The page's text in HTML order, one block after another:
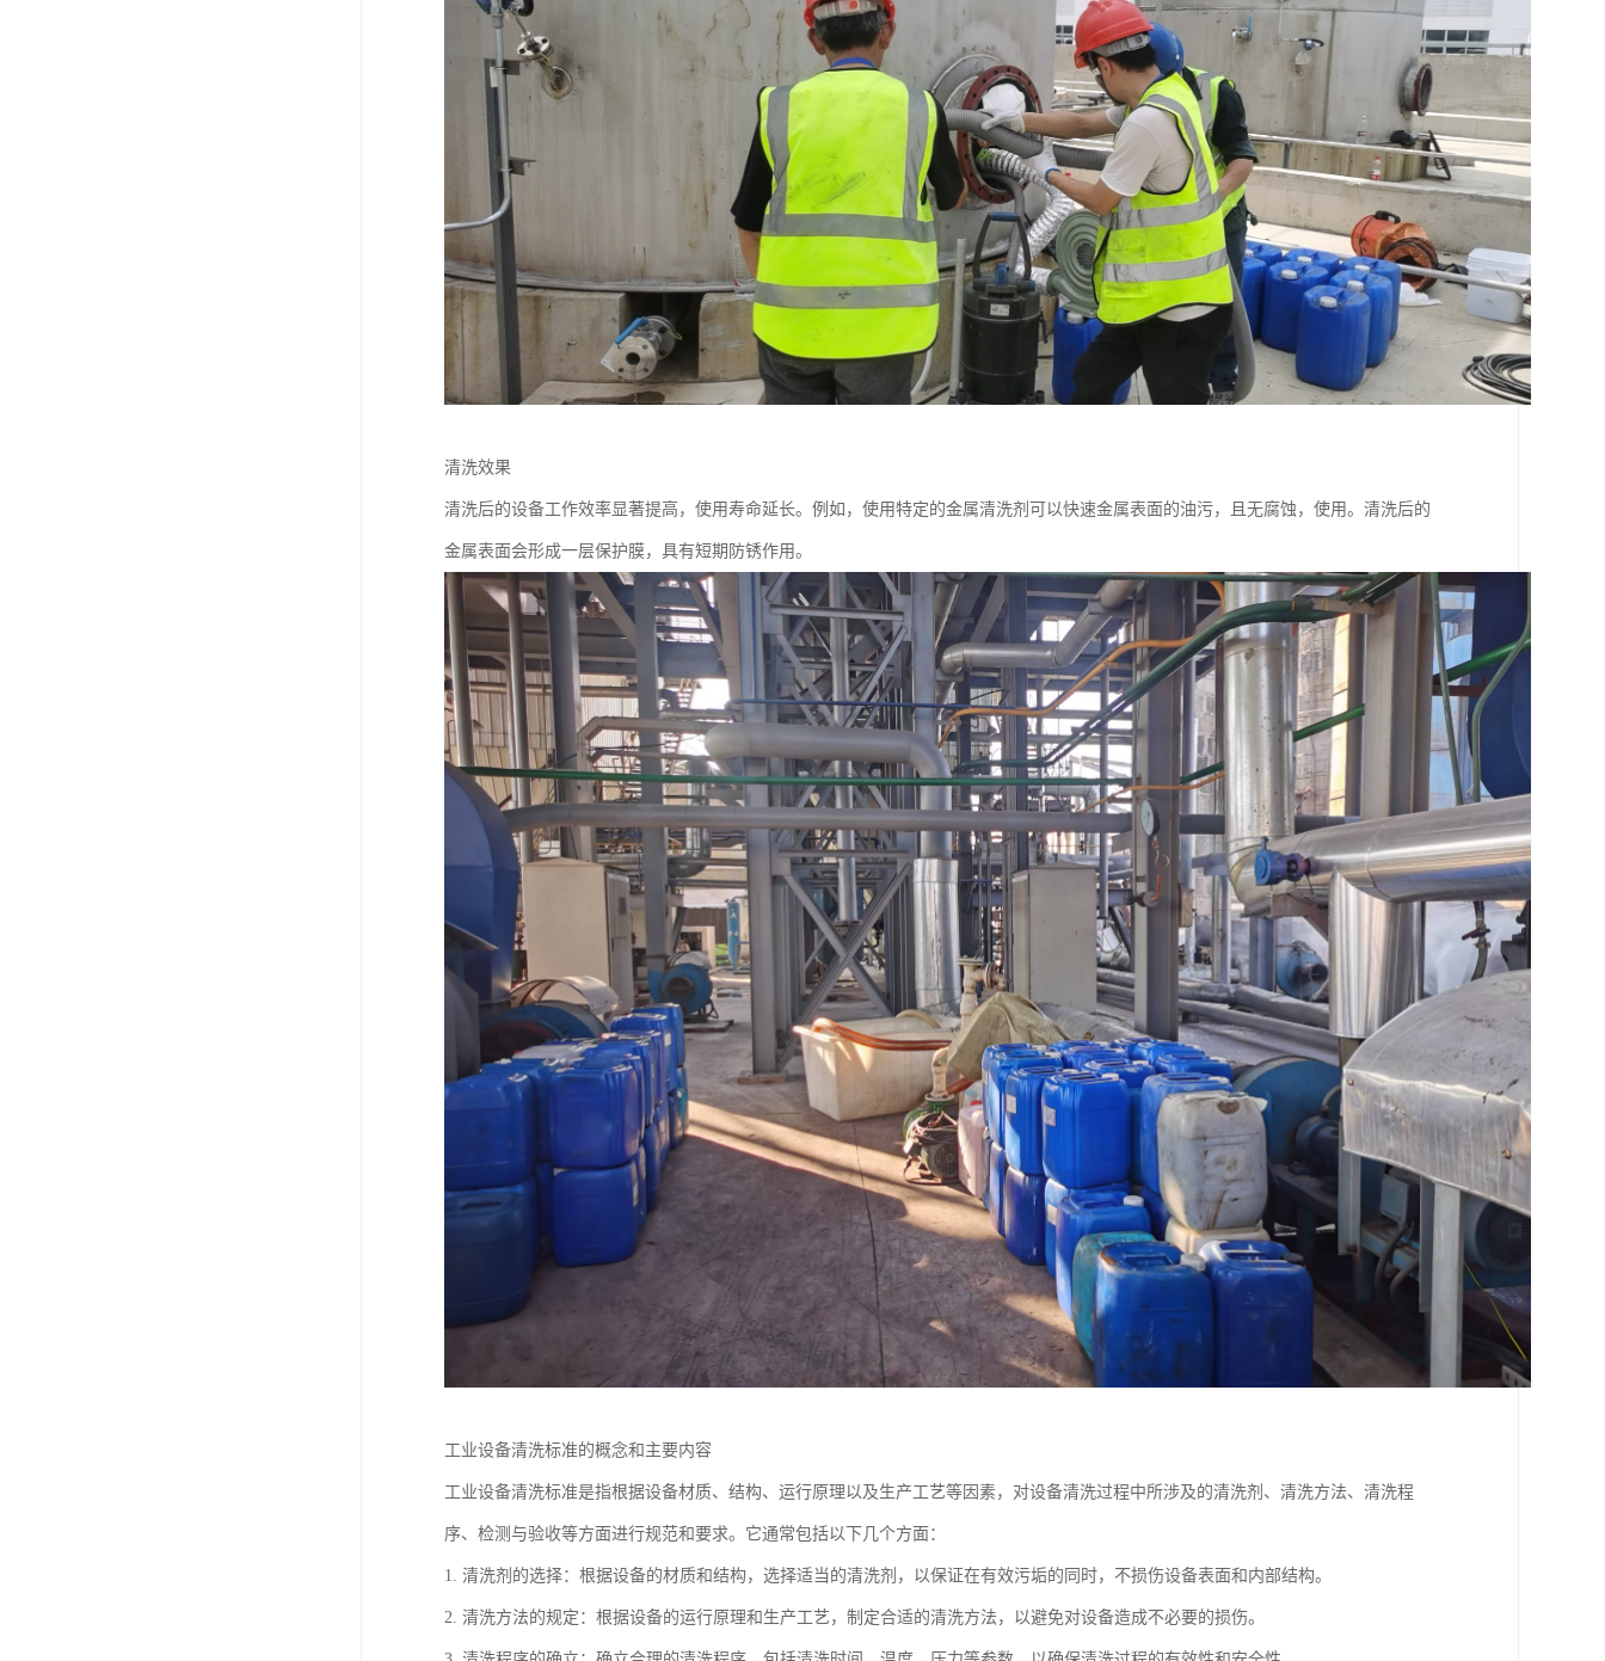
清洗效果
清洗后的设备工作效率显著提高，使用寿命延长。例如，使用特定的金属清洗剂可以快速金属表面的油污，且无腐蚀，使用。清洗后的
金属表面会形成一层保护膜，具有短期防锈作用。
工业设备清洗标准的概念和主要内容
工业设备清洗标准是指根据设备材质、结构、运行原理以及生产工艺等因素，对设备清洗过程中所涉及的清洗剂、清洗方法、清洗程
序、检测与验收等方面进行规范和要求。它通常包括以下几个方面：
1. 清洗剂的选择：根据设备的材质和结构，选择适当的清洗剂，以保证在有效污垢的同时，不损伤设备表面和内部结构。
2. 清洗方法的规定：根据设备的运行原理和生产工艺，制定合适的清洗方法，以避免对设备造成不必要的损伤。